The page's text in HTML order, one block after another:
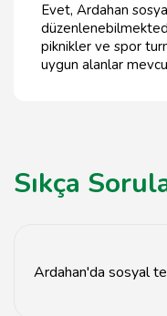
Evet, Ardahan
piknikler ve spor
uygun alanlar
Sıkça
Ardahan'da sosyal